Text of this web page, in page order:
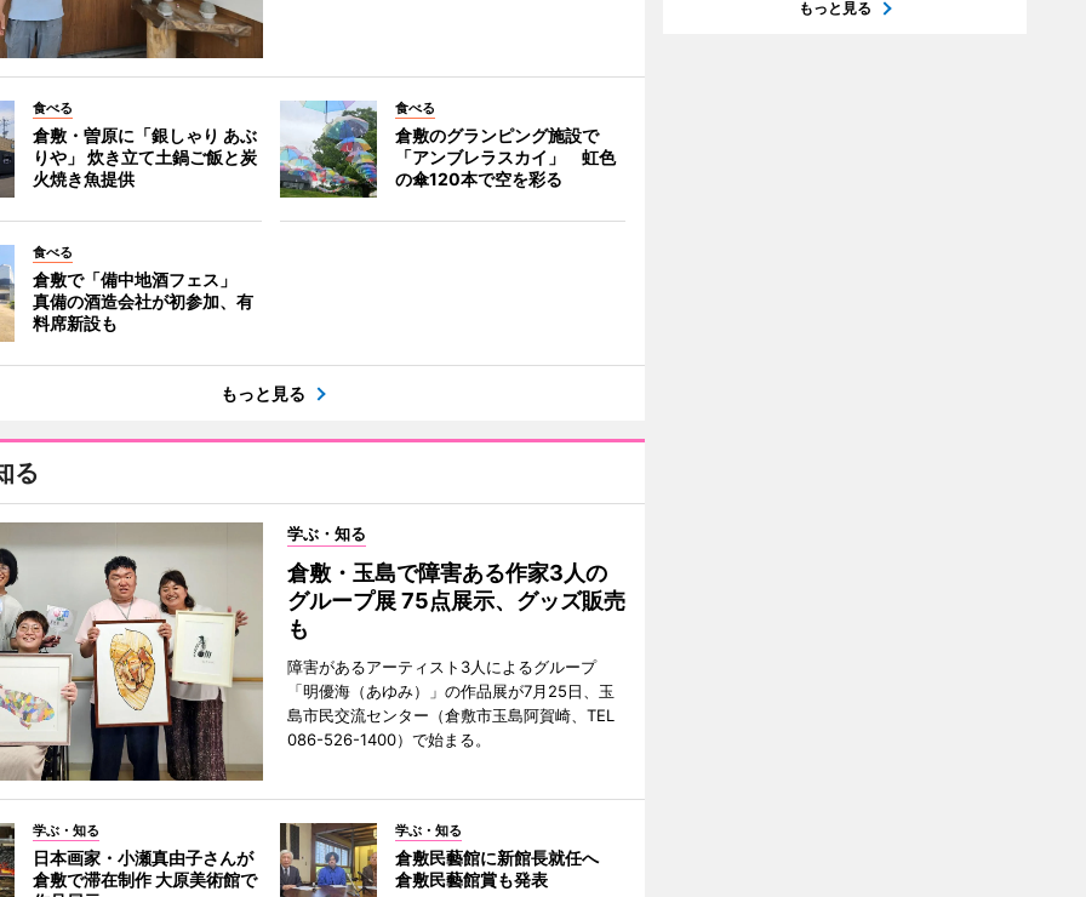
食べる
倉敷・曽原に「銀しゃり あぶ
りや」 炊き立て土鍋ご飯と炭
火焼き魚提供
食べる
倉敷のグランピング施設で
「アンブレラスカイ」 虹色
の傘120本で空を彩る
食べる
倉敷で「備中地酒フェス」
真備の酒造会社が初参加、有
料席新設も
もっと見る
る
学ぶ・知る
倉敷・玉島で障害ある作家3人の
グループ展 75点展示、グッズ販売
も
障害があるアーティスト3人によるグループ
「明優海（あゆみ）」の作品展が7月25日、玉
島市民交流センター（倉敷市玉島阿賀崎、TEL
086-526-1400）で始まる。
学ぶ・知る
日本画家・小瀬真由子さんが
倉敷で滞在制作 大原美術館で
学ぶ・知る
倉敷民藝館に新館長就任へ
倉敷民藝館賞も発表
もっと見る